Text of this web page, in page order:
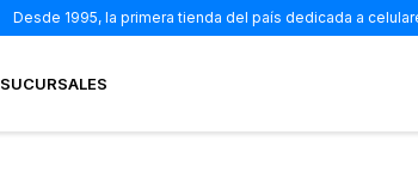
SUCURSALES
Desde 1995, la primera tienda del país dedicada a